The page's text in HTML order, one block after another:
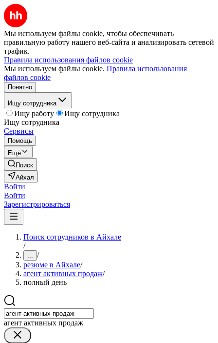
Мы используем файлы cookie, чтобы обеспечивать
правильную работу нашего веб-сайта и анализировать сетевой
трафик.
Правила использования файлов cookie
Мы используем файлы cookie. Правила использования
файлов cookie
Понятно
Ищу сотрудника
Ищу работу
Ищу сотрудника
Ищу сотрудника
Сервисы
Помощь
Ещё
Поиск
Айхал
Войти
Войти
Зарегистрироваться
Поиск сотрудников в Айхале
/
... /
резюме в Айхале/
агент активных продаж/
полный день
агент активных продаж